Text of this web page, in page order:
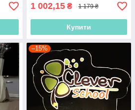
1 002,15 ₴ 1 179 ₴
Купити
–15%